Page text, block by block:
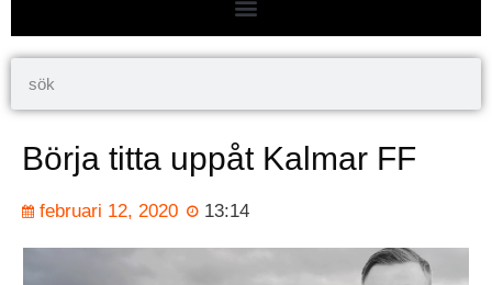
Börja titta uppåt Kalmar FF
februari 12, 2020 13:14